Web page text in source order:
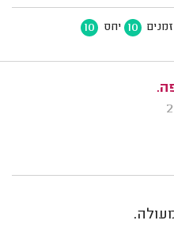
זמנים 10 יחס 10